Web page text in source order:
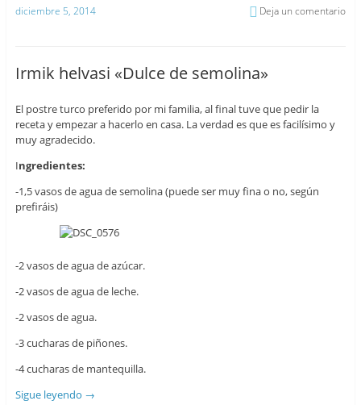
diciembre 5, 2014 Deja un comentario
Irmik helvasi «Dulce de semolina»
El postre turco preferido por mi familia, al final tuve que pedir la
receta y empezar a hacerlo en casa. La verdad es que es facilísimo y
muy agradecido.
Ingredientes:
-1,5 vasos de agua de semolina (puede ser muy fina o no, según
prefiráis)
-2 vasos de agua de azúcar.
-2 vasos de agua de leche.
-2 vasos de agua.
-3 cucharas de piñones.
-4 cucharas de mantequilla.
Sigue leyendo →